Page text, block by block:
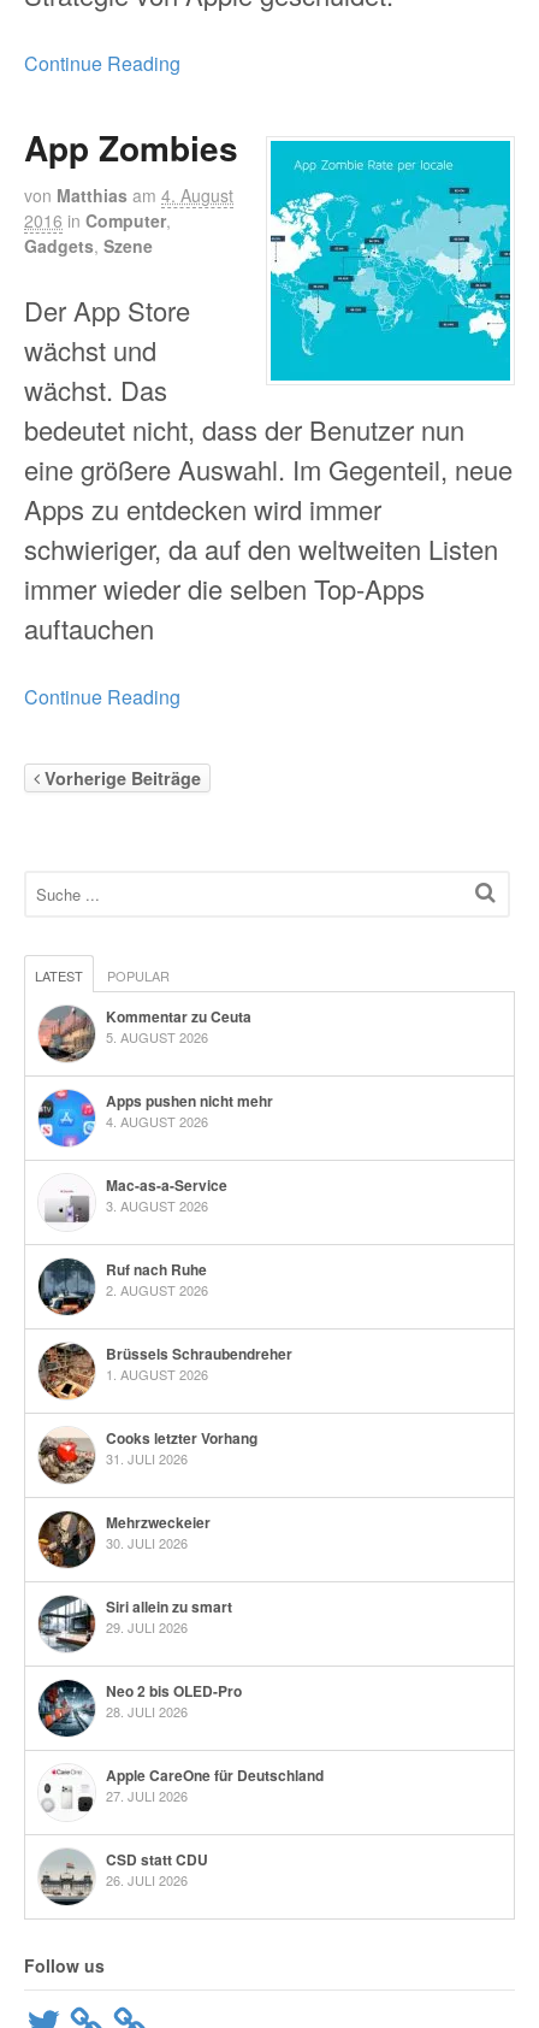
Continue Reading
App Zombies
von Matthias am 4. August
2016 in Computer,
Gadgets, Szene
Der App Store
wächst und
wächst. Das
bedeutet nicht, dass der Benutzer nun
eine größere Auswahl. Im Gegenteil, neue
Apps zu entdecken wird immer
schwieriger, da auf den weltweiten Listen
immer wieder die selben Top-Apps
auftauchen
Continue Reading
Vorherige Beiträge
LATEST POPULAR
Kommentar zu Ceuta
5. AUGUST 2026
Apps pushen nicht mehr
4. AUGUST 2026
Mac-as-a-Service
3. AUGUST 2026
Ruf nach Ruhe
2. AUGUST 2026
Brüssels Schraubendreher
1. AUGUST 2026
Cooks letzter Vorhang
31. JULI 2026
Mehrzweckeier
30. JULI 2026
Siri allein zu smart
29. JULI 2026
Neo 2 bis OLED-Pro
28. JULI 2026
Apple CareOne für Deutschland
27. JULI 2026
CSD statt CDU
26. JULI 2026
Follow us
Twitter